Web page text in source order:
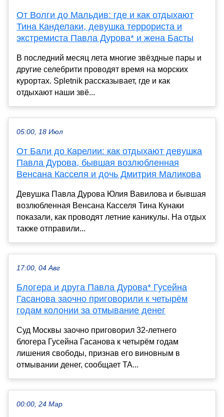
От Волги до Мальдив: где и как отдыхают
Тина Канделаки, девушка террориста и
экстремиста Павла Дурова* и жена Басты
В последний месяц лета многие звёздные пары и
другие селебрити проводят время на морских
курортах. Spletnik рассказывает, где и как
отдыхают наши звё...
05:00, 18 Июл
От Бали до Карелии: как отдыхают девушка
Павла Дурова, бывшая возлюбленная
Венсана Касселя и дочь Дмитрия Маликова
Девушка Павла Дурова Юлия Вавилова и бывшая
возлюбленная Венсана Касселя Тина Кунаки
показали, как проводят летние каникулы. На отдых
также отправили...
17:00, 04 Авг
Блогера и друга Павла Дурова* Гусейна
Гасанова заочно приговорили к четырём
годам колонии за отмывание денег
Суд Москвы заочно приговорил 32-летнего
блогера Гусейна Гасанова к четырём годам
лишения свободы, признав его виновным в
отмывании денег, сообщает TA...
00:00, 24 Мар